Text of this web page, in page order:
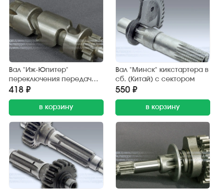
Вал "Иж-Юпитер"
переключения передач
(червячный)
418 ₽
в корзину
Вал "Минск" кикстартера в
сб. (Китай) с сектором
550 ₽
в корзину